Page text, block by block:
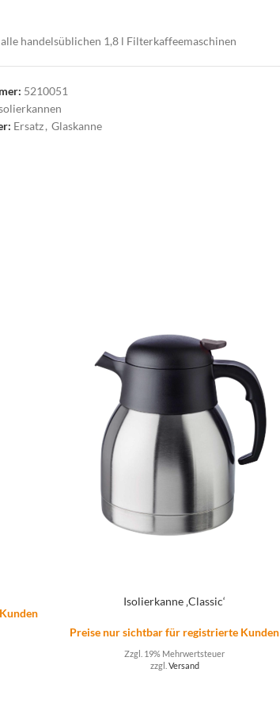
handelsüblichen 1,8 l Filterkaffeemaschinen
5210051
Ersatz, Glaskanne
Isolierkanne ‚Classic‘
Preise nur sichtbar für registrierte Kunden
Zzgl. 19% Mehrwertsteuer
zzgl. Versand